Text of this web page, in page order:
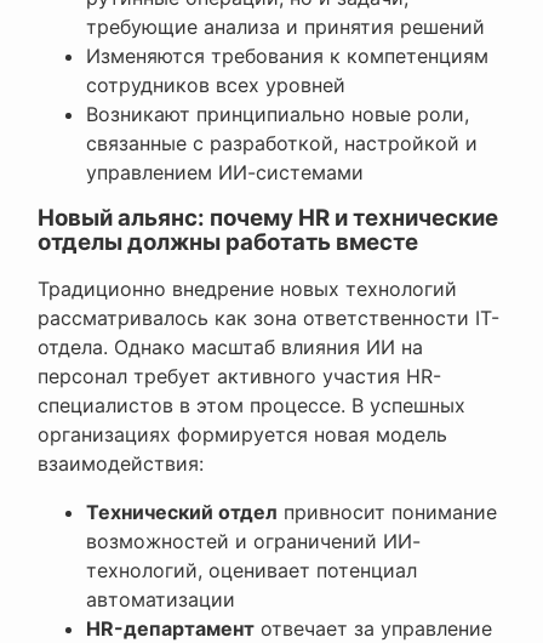
требующие анализа и принятия решений
Изменяются требования к компетенциям
сотрудников всех уровней
Возникают принципиально новые роли,
связанные с разработкой, настройкой и
управлением ИИ-системами
Новый альянс: почему HR и технические
отделы должны работать вместе
Традиционно внедрение новых технологий
рассматривалось как зона ответственности IT-
отдела. Однако масштаб влияния ИИ на
персонал требует активного участия HR-
специалистов в этом процессе. В успешных
организациях формируется новая модель
взаимодействия:
Технический отдел привносит понимание
возможностей и ограничений ИИ-
технологий, оценивает потенциал
автоматизации
HR-департамент отвечает за управление